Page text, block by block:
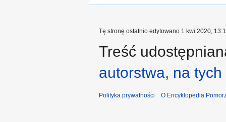
Tę stronę ostatnio edytowano 1 kwi 2020,
Treść
autorstwa, na
Polityka prywatności O Encyklopedia